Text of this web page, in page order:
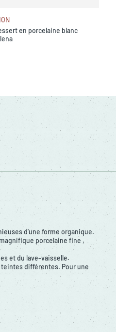
en porcelaine blanc
d'une forme organique.
porcelaine fine ,
et du lave-vaisselle.
différentes. Pour une